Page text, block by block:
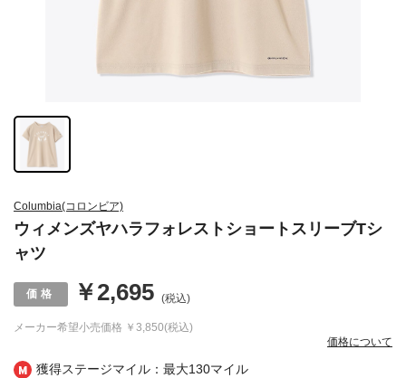
獲得ステージマイル：最大130マイル
Columbia(コロンビア)
ウィメンズヤハラフォレストショートスリーブTシ
ャツ
メーカー希望小売価格 ￥3,850(税込)
￥2,695 (税込)
価格について